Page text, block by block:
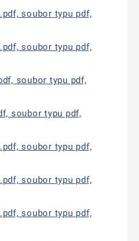
soubor typu pdf,
soubor typu pdf,
soubor typu pdf,
soubor typu pdf,
soubor typu pdf,
soubor typu pdf,
soubor typu pdf,